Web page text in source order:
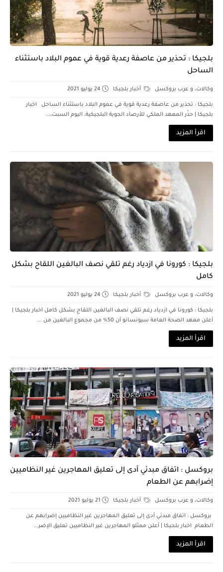
بلجيكا : تحذير من عاصفة رعدية قوية في عموم البلاد باستثناء
الساحل
وكالات، و عرب بروكسل أخبار بلجيكا 24 يوليو 2021
بلجيكا : تحذير من عاصفة رعدية قوية في عموم البلاد باستثناء الساحل اخبار
بلجيكا | حذّر المعهد الملكي للأرصاد الجوية البلجيكية، اليوم السبت،...
اقرأ المزيد
بلجيكا : كورونا في ازدياد رغم تلقي نصف البالغين اللقاح بشكل
كامل
وكالات، و عرب بروكسل أخبار بلجيكا 24 يوليو 2021
بلجيكا : كورونا في ازدياد رغم تلقي نصف البالغين اللقاح بشكل كامل اخبار بلجيكا |
أعلن معهد الصحة العامة سيونسانو أن 50% من مجموع البالغين من ...
اقرأ المزيد
بروكسل : اتفاق مبدئي أدى إلى تعليق المهاجرين غير النظاميين
إضرابهم عن الطعام
وكالات، و عرب بروكسل أخبار بلجيكا 21 يوليو 2021
بروكسل : اتفاق مبدئي أدى إلى تعليق المهاجرين غير النظاميين إضرابهم عن
الطعام اخبار بلجيكا | أعلن ممثلو المهاجرين غير النظاميين تعليق الإضر...
اقرأ المزيد